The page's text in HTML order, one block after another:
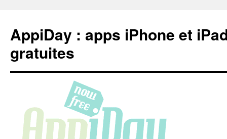
contenu
AppiDay : apps iPhone et
gratuites